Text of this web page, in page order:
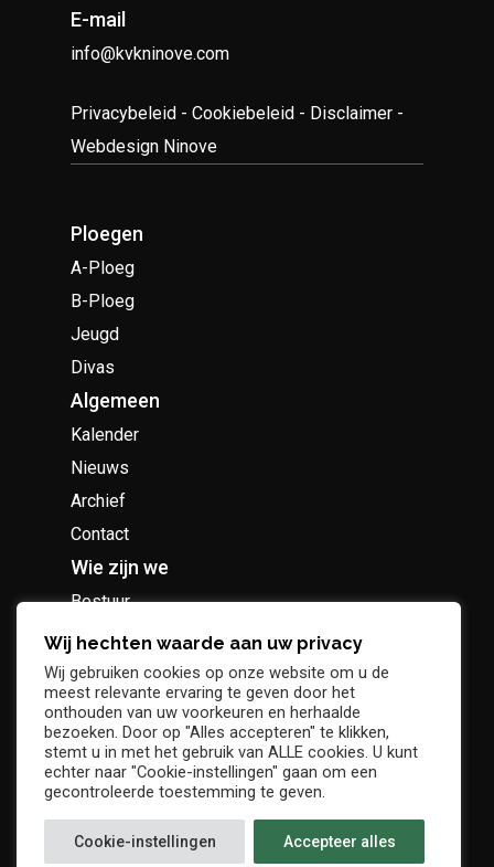
E-mail
info@kvkninove.com
Privacybeleid -Cookiebeleid - Disclaimer -
Webdesign Ninove
Ploegen
A-Ploeg
B-Ploeg
Jeugd
Divas
Algemeen
Kalender
Nieuws
Archief
Contact
Wie zijn we
Bestuur
Geschiedenis
Supportersclub
Socio Business Club
Wij hechten waarde aan uw privacy
Wij gebruiken cookies op onze website om u de
meest relevante ervaring te geven door het
onthouden van uw voorkeuren en herhaalde
bezoeken. Door op "Alles accepteren" te klikken,
stemt u in met het gebruik van ALLE cookies. U kunt
echter naar "Cookie-instellingen" gaan om een
gecontroleerde toestemming te geven.
Cookie-instellingen Accepteer alles